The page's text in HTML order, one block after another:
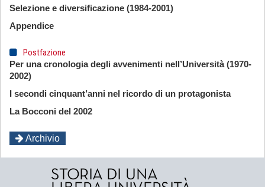
Selezione e diversificazione (1984-2001)
Appendice
Postfazione
Per una cronologia degli avvenimenti nell’Università (1970-
2002)
I secondi cinquant’anni nel ricordo di un protagonista
La Bocconi del 2002
Archivio